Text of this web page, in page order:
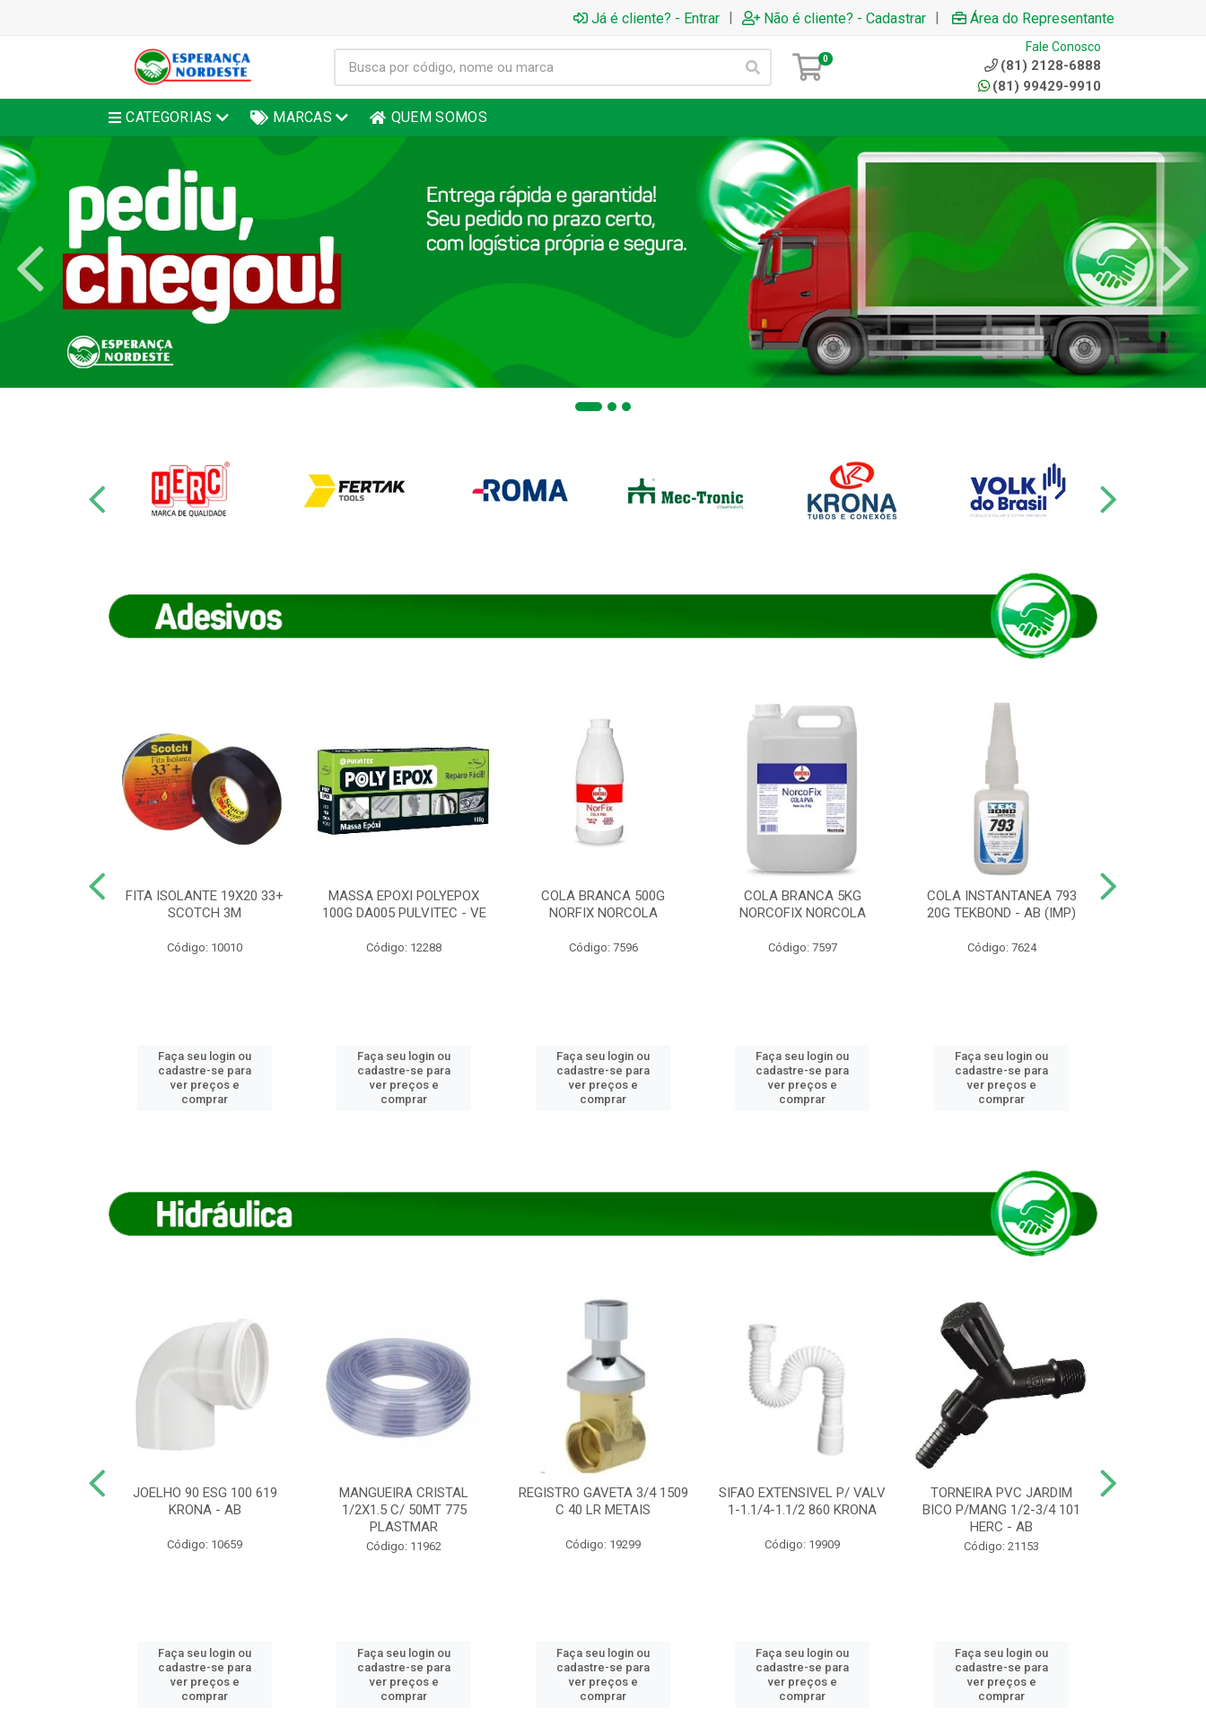
Já é cliente? - Entrar | Não é cliente? - Cadastrar | Área do Representante
0
Fale Conosco
(81) 2128-6888
(81) 99429-9910
CATEGORIAS MARCAS QUEM SOMOS
FITA ISOLANTE 19X20 33+
SCOTCH 3M
Código: 10010
Faça seu login ou
cadastre-se para
ver preços e
comprar
MASSA EPOXI POLYEPOX
100G DA005 PULVITEC - VE
Código: 12288
Faça seu login ou
cadastre-se para
ver preços e
comprar
COLA BRANCA 500G
NORFIX NORCOLA
Código: 7596
Faça seu login ou
cadastre-se para
ver preços e
comprar
COLA BRANCA 5KG
NORCOFIX NORCOLA
Código: 7597
Faça seu login ou
cadastre-se para
ver preços e
comprar
COLA INSTANTANEA 793
20G TEKBOND - AB (IMP)
Código: 7624
Faça seu login ou
cadastre-se para
ver preços e
comprar
JOELHO 90 ESG 100 619
KRONA - AB
Código: 10659
Faça seu login ou
cadastre-se para
ver preços e
comprar
MANGUEIRA CRISTAL
1/2X1.5 C/ 50MT 775
PLASTMAR
Código: 11962
Faça seu login ou
cadastre-se para
ver preços e
comprar
REGISTRO GAVETA 3/4 1509
C 40 LR METAIS
Código: 19299
Faça seu login ou
cadastre-se para
ver preços e
comprar
SIFAO EXTENSIVEL P/ VALV
1-1.1/4-1.1/2 860 KRONA
Código: 19909
Faça seu login ou
cadastre-se para
ver preços e
comprar
TORNEIRA PVC JARDIM
BICO P/MANG 1/2-3/4 101
HERC - AB
Código: 21153
Faça seu login ou
cadastre-se para
ver preços e
comprar